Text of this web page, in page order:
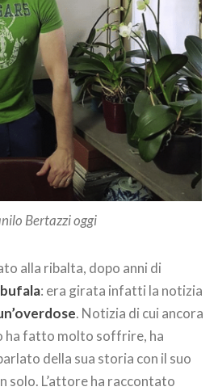
Bertazzi oggi
alla ribalta, dopo anni di
bufala: era girata infatti la notizia
. Notizia di cui ancora
ha fatto molto soffrire, ha
della sua storia con il suo
solo. L’attore ha raccontato